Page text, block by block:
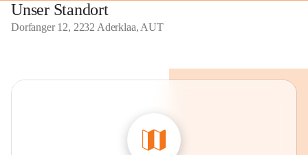
Unser Standort
Dorfanger 12, 2232 Aderklaa, AUT